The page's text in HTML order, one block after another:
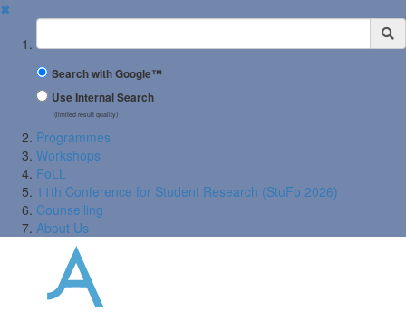
✖
Suchbegriff
Search with Google™
Use Internal Search
(limited result quality)
Programmes
Workshops
FoLL
11th Conference for Student Research (StuFo 2026)
Counselling
About Us